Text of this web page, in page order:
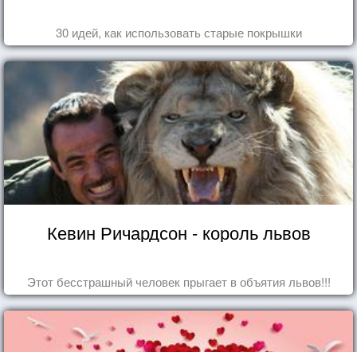
30 идей, как использовать старые покрышки
Кевин Ричардсон - король львов
Этот бесстрашный человек прыгает в объятия львов!!!